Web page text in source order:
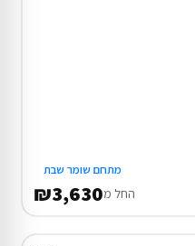
מתחם שומר שבת
החל מ₪3,630